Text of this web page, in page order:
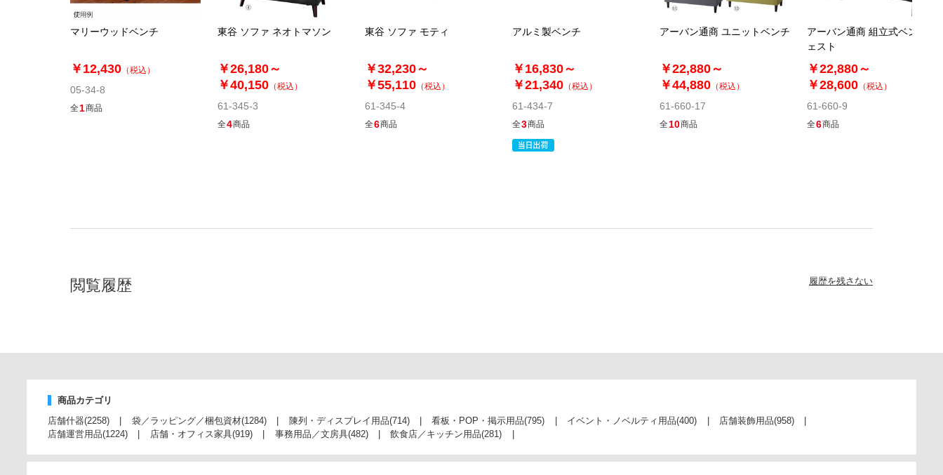
マリーウッドベンチ
￥12,430 （税込）
05-34-8
全1商品
東谷 ソファ ネオトマソン
￥26,180～
￥40,150 （税込）
61-345-3
全4商品
東谷 ソファ モティ
￥32,230～
￥55,110 （税込）
61-345-4
全6商品
アルミ製ベンチ
￥16,830～
￥21,340 （税込）
61-434-7
全3商品
アーバン通商 ユニットベンチ
￥22,880～
￥44,880 （税込）
61-660-17
全10商品
アーバン通商 組立式ベンチチ
ェスト
￥22,880～
￥28,600 （税込）
61-660-9
全6商品
閲覧履歴 履歴を残さない
商品カテゴリ
店舗什器(2258) 袋／ラッピング／梱包資材(1284) 陳列・ディスプレイ用品(714) 看板・POP・掲示用品(795) イベント・ノベルティ用品(400) 店舗装飾用品(958)
店舗運営用品(1224) 店舗・オフィス家具(919) 事務用品／文房具(482) 飲食店／キッチン用品(281)